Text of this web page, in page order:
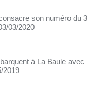
son numéro du 3
03/2020
à La Baule avec
2019